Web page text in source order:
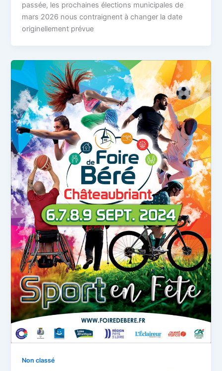
passée, les prochaines élections municipales de
mars 2026 nous contraignent à changer la date
originellement prévue
Non classé